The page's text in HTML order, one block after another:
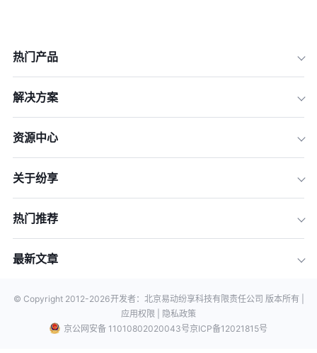
热门产品
解决方案
资源中心
关于纷享
热门推荐
最新文章
© Copyright 2012-2026开发者：北京易动纷享科技有限责任公司 版本所有 |
应用权限 |
隐私政策
京公网安备 11010802020043号京ICP备12021815号